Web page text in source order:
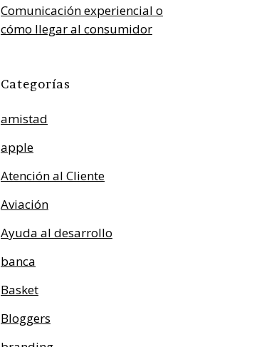
Comunicación experiencial o
cómo llegar al consumidor
Categorías
amistad
apple
Atención al Cliente
Aviación
Ayuda al desarrollo
banca
Basket
Bloggers